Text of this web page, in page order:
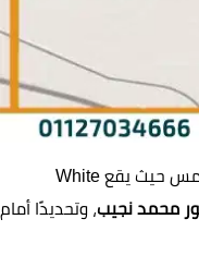
موقع وايت ريزيدنس كمبوند يمثل حقًا جوهر الاستثمار العقاري الذكي في التجمع الخامس حيث يقع White
محمد نجيب، وتحديدًا أمام